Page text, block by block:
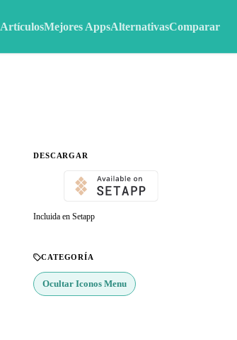
ArtículosMejores AppsAlternativasComparar
DESCARGAR
Incluida en Setapp
CATEGORÍA
Ocultar Iconos Menu